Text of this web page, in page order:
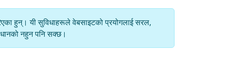
हुन्। यी सुविधाहरूले वेबसाइटको प्रयोगलाई सरल,
नहुन पनि सक्छ।